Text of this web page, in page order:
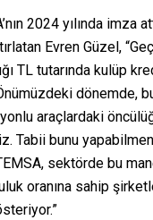
2024 yılında
Evren Güzel,
TL tutarında kulüp
dönemde,
araçlardaki
Tabii bunu
sektörde bu
oranına sahip